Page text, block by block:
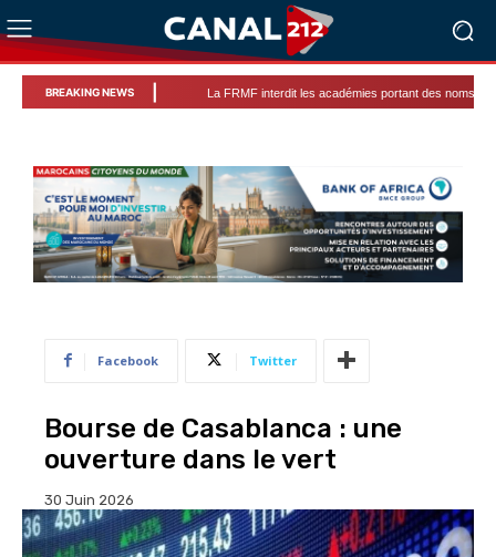
BREAKING NEWS La FRMF interdit les académies portant des noms de clubs
Facebook Twitter
Bourse de Casablanca : une
ouverture dans le vert
30 Juin 2026